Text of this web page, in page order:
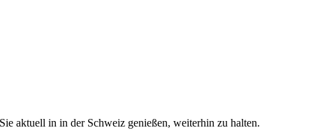
aktuell in in der Schweiz genießen, weiterhin zu halten.